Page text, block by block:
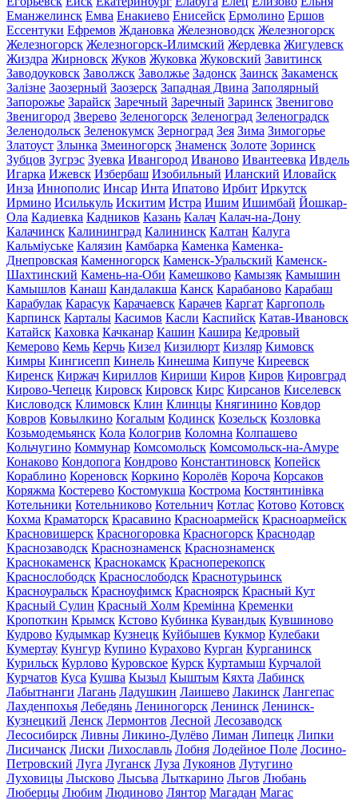
Еманжелинск Емва Енакиево Енисейск Ермолино Ершов
Ессентуки Ефремов Ждановка Железноводск Железногорск
Железногорск Железногорск-Илимский Жердевка Жигулевск
Жиздра Жирновск Жуков Жуковка Жуковский Завитинск
Заводоуковск Заволжск Заволжье Задонск Заинск Закаменск
Залізне Заозерный Заозерск Западная Двина Заполярный
Запорожье Зарайск Заречный Заречный Заринск Звенигово
Звенигород Зверево Зеленогорск Зеленоград Зеленоградск
Зеленодольск Зеленокумск Зерноград Зея Зима Зимогорье
Златоуст Злынка Змеиногорск Знаменск Золоте Зоринск
Зубцов Зугрэс Зуевка Ивангород Иваново Ивантеевка Ивдель
Игарка Ижевск Избербаш Изобильный Иланский Иловайск
Инза Иннополис Инсар Инта Ипатово Ирбит Иркутск
Ирмино Исилькуль Искитим Истра Ишим Ишимбай Йошкар-
Ола Кадиевка Кадников Казань Калач Калач-на-Дону
Калачинск Калининград Калининск Калтан Калуга
Кальміуське Калязин Камбарка Каменка Каменка-
Днепровская Каменногорск Каменск-Уральский Каменск-
Шахтинский Камень-на-Оби Камешково Камызяк Камышин
Камышлов Канаш Кандалакша Канск Карабаново Карабаш
Карабулак Карасук Карачаевск Карачев Каргат Каргополь
Карпинск Карталы Касимов Касли Каспийск Катав-Ивановск
Катайск Каховка Качканар Кашин Кашира Кедровый
Кемерово Кемь Керчь Кизел Кизилюрт Кизляр Кимовск
Кимры Кингисепп Кинель Кинешма Кипуче Киреевск
Киренск Киржач Кириллов Кириши Киров Киров Кировград
Кирово-Чепецк Кировск Кировск Кирс Кирсанов Киселевск
Кисловодск Климовск Клин Клинцы Княгинино Ковдор
Ковров Ковылкино Когалым Кодинск Козельск Козловка
Козьмодемьянск Кола Кологрив Коломна Колпашево
Кольчугино Коммунар Комсомольск Комсомольск-на-Амуре
Конаково Кондопога Кондрово Константиновск Копейск
Кораблино Кореновск Коркино Королёв Короча Корсаков
Коряжма Костерево Костомукша Кострома Костянтинівка
Котельники Котельниково Котельнич Котлас Котово Котовск
Кохма Краматорск Красавино Красноармейск Красноармейск
Красновишерск Красногоровка Красногорск Краснодар
Краснозаводск Краснознаменск Краснознаменск
Краснокаменск Краснокамск Красноперекопск
Краснослободск Краснослободск Краснотурьинск
Красноуральск Красноуфимск Красноярск Красный Кут
Красный Сулин Красный Холм Кремінна Кременки
Кропоткин Крымск Кстово Кубинка Кувандык Кувшиново
Кудрово Кудымкар Кузнецк Куйбышев Кукмор Кулебаки
Кумертау Кунгур Купино Курахово Курган Курганинск
Курильск Курлово Куровское Курск Куртамыш Курчалой
Курчатов Куса Кушва Кызыл Кыштым Кяхта Лабинск
Лабытнанги Лагань Ладушкин Лаишево Лакинск Лангепас
Лахденпохья Лебедянь Лениногорск Ленинск Ленинск-
Кузнецкий Ленск Лермонтов Лесной Лесозаводск
Лесосибирск Ливны Ликино-Дулёво Лиман Липецк Липки
Лисичанск Лиски Лихославль Лобня Лодейное Поле Лосино-
Петровский Луга Луганск Луза Лукоянов Лутугино
Луховицы Лысково Лысьва Лыткарино Льгов Любань
Люберцы Любим Людиново Лянтор Магадан Магас